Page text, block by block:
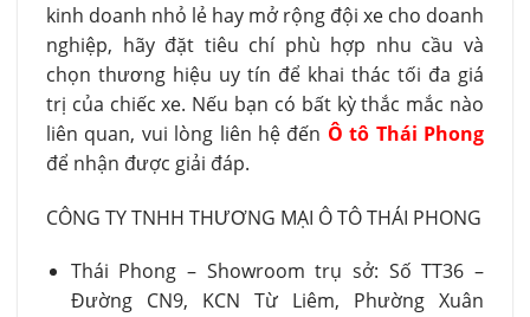
kinh doanh nhỏ lẻ hay mở rộng đội xe cho doanh
nghiệp, hãy đặt tiêu chí phù hợp nhu cầu và
chọn thương hiệu uy tín để khai thác tối đa giá
trị của chiếc xe. Nếu bạn có bất kỳ thắc mắc nào
liên quan, vui lòng liên hệ đến Ô tô Thái Phong
để nhận được giải đáp.
CÔNG TY TNHH THƯƠNG MẠI Ô TÔ THÁI PHONG
Thái Phong – Showroom trụ sở: Số TT36 –
Đường CN9, KCN Từ Liêm, Phường Xuân